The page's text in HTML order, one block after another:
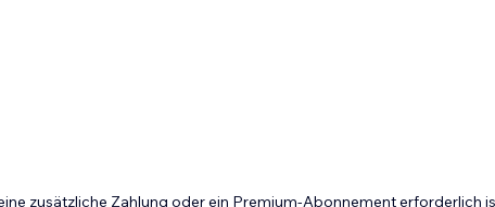
zusätzliche Zahlung oder ein Premium-Abonnement erforderlich